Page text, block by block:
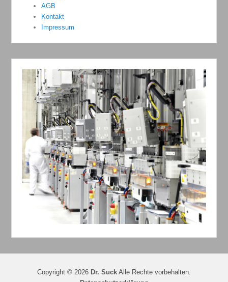
AGB
Kontakt
Impressum
Copyright © 2026 Dr. Suck Alle Rechte vorbehalten.